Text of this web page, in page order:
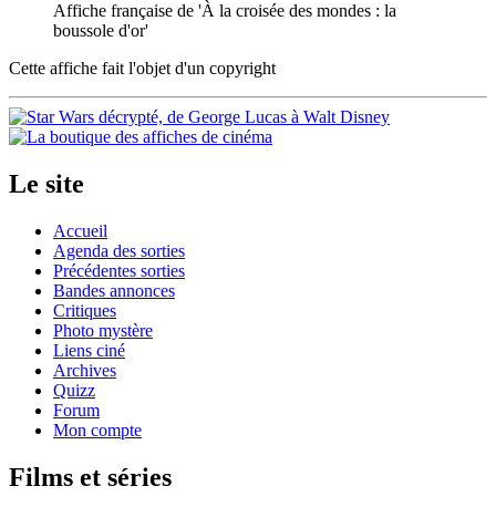
Affiche française de 'À la croisée des mondes : la
boussole d'or'
Cette affiche fait l'objet d'un copyright
Le site
Accueil
Agenda des sorties
Précédentes sorties
Bandes annonces
Critiques
Photo mystère
Liens ciné
Archives
Quizz
Forum
Mon compte
Films et séries